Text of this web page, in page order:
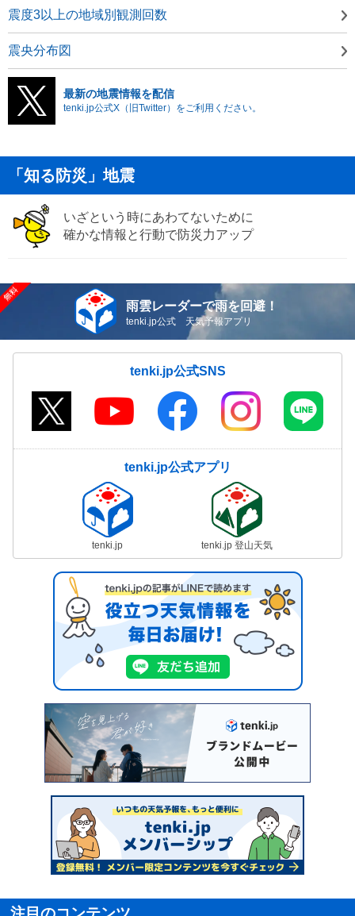
震度3以上の地域別観測回数
震央分布図
最新の地震情報を配信
tenki.jp公式X（旧Twitter）をご利用ください。
「知る防災」地震
いざという時にあわてないために
確かな情報と行動で防災力アップ
雨雲レーダーで雨を回避！
tenki.jp公式 天気予報アプリ
tenki.jp公式SNS
tenki.jp公式アプリ
tenki.jp tenki.jp 登山天気